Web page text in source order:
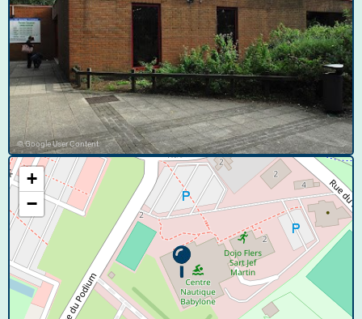
© Google User Content
+
−